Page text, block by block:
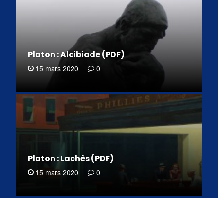
Platon : Alcibiade (PDF)
15 mars 2020 0
Platon : Lachès (PDF)
15 mars 2020 0